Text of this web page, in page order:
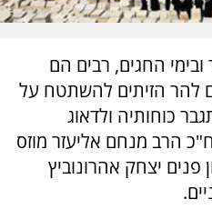
החגים, רבים הם
להר הזיתים להשתטח על
כוחותיה ולדאוג
הרב מנחם אליעזר מוזס
יצחק אהרונוביץ